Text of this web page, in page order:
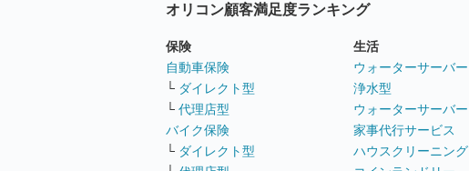
オリコン顧客満足度ランキング
保険
自動車保険
└ ダイレクト型
└ 代理店型
バイク保険
└ ダイレクト型
生活
ウォーターサーバー
浄水型
ウォーターサーバー
家事代行サービス
ハウスクリーニング